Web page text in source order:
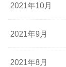
2021年10月
2021年9月
2021年8月